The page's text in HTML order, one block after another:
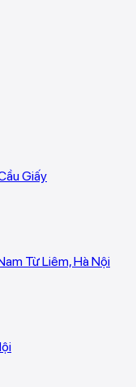
Giấy
Từ Liêm, Hà Nội